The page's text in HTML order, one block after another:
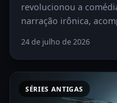
revolucionou a
narração irônica,
24 de julho de 2026
SÉRIES ANTIGAS